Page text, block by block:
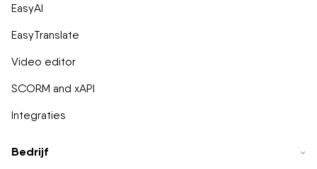
EasyAI
EasyTranslate
Video editor
SCORM and xAPI
Integraties
Bedrijf